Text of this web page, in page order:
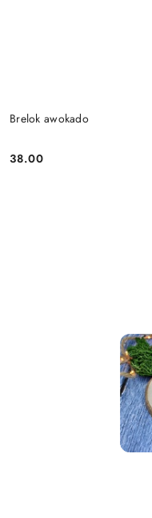
Brelok awokado
Cena:
38.00